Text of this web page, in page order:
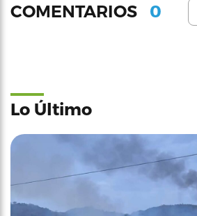
COMENTARIOS 0
Lo Último